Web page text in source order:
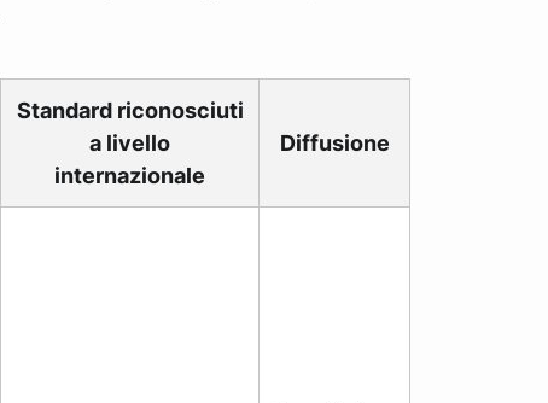
Standard riconosciuti
a livello
internazionale
Diffusione